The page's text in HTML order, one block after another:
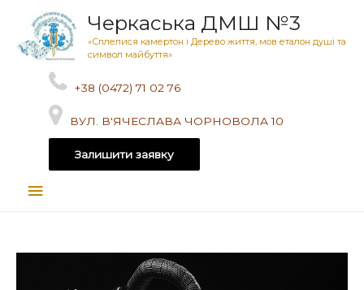
Черкаська ДМШ №3
«Сплелися камертон і Дерево життя, мов еталон душі та
символ майбуття»
+38 (0472) 71 02 76
ВУЛ. В'ЯЧЕСЛАВА ЧОРНОВОЛА 10
Залишити заявку